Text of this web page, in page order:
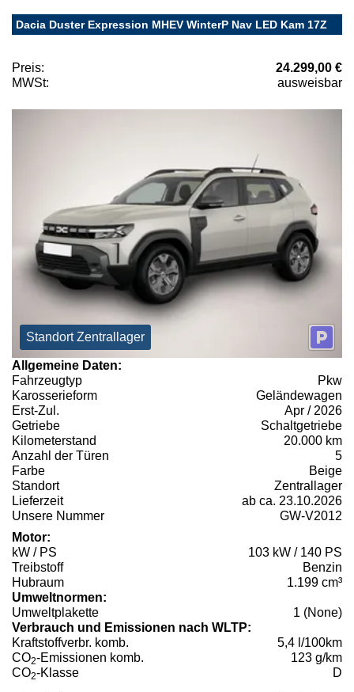
Dacia Duster Expression MHEV WinterP Nav LED Kam 17Z
Preis:
24.299,00 €
MWSt:
ausweisbar
Standort Zentrallager
Allgemeine Daten:
Fahrzeugtyp
Pkw
Karosserieform
Geländewagen
Erst-Zul.
Apr / 2026
Getriebe
Schaltgetriebe
Kilometerstand
20.000 km
Anzahl der Türen
5
Farbe
Beige
Standort
Zentrallager
Lieferzeit
ab ca. 23.10.2026
Unsere Nummer
GW-V2012
Motor:
kW / PS
103 kW / 140 PS
Treibstoff
Benzin
Hubraum
1.199 cm³
Umweltnormen:
Umweltplakette
1 (None)
Verbrauch und Emissionen nach WLTP:
Kraftstoffverbr. komb.
5,4 l/100km
CO2-Emissionen komb.
123 g/km
CO2-Klasse D